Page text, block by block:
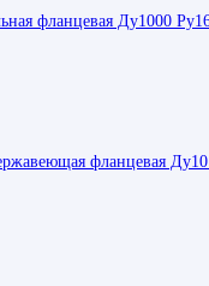
фланцевая Ду1000
фланцевая